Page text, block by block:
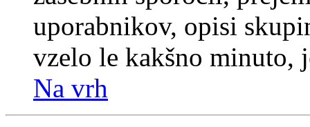
uporabnikov, opisi
vzelo le kakšno minuto,
Na vrh